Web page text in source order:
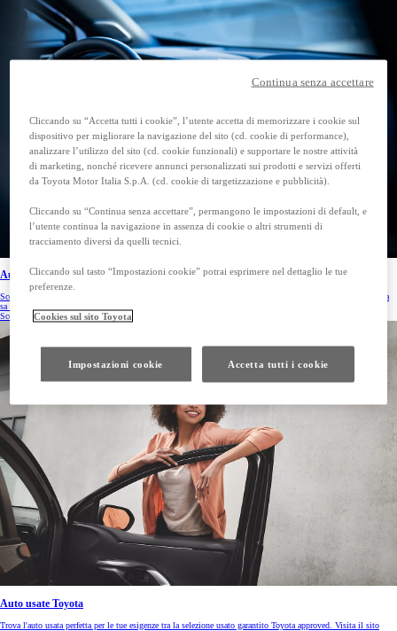
Auto nuove
Scopri la gamma Toyota e scegli ora la tua prossima auto. Goditi tutta la qualità e i vantaggi che solo Toyota
sa offrirti.
Scopri di più
Auto usate Toyota
Trova l'auto usata perfetta per le tue esigenze tra la selezione usato garantito Toyota approved. Visita il sito
Cliccando su “Accetta tutti i cookie”, l’utente accetta di memorizzare i cookie sul
dispositivo per migliorare la navigazione del sito (cd. cookie di performance),
analizzare l’utilizzo del sito (cd. cookie funzionali) e supportare le nostre attività
di marketing, nonché ricevere annunci personalizzati sui prodotti e servizi offerti
da Toyota Motor Italia S.p.A. (cd. cookie di targetizzazione e pubblicità).
Cliccando su “Continua senza accettare”, permangono le impostazioni di default, e
l’utente continua la navigazione in assenza di cookie o altri strumenti di
tracciamento diversi da quelli tecnici.
Cliccando sul tasto “Impostazioni cookie” potrai esprimere nel dettaglio le tue
preferenze.
Cookies sul sito Toyota
Impostazioni cookie Accetta tutti i cookie
Continua senza accettare